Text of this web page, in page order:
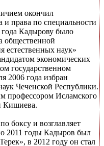
окончил
и права по специальности
Кадырову было
общественной
естественных наук»
экономических
государственном
2006 года избран
Чеченской Республики.
профессором Исламского
Кишиева.
боксу и возглавляет
2011 годы Кадыров был
в 2012 году он стал